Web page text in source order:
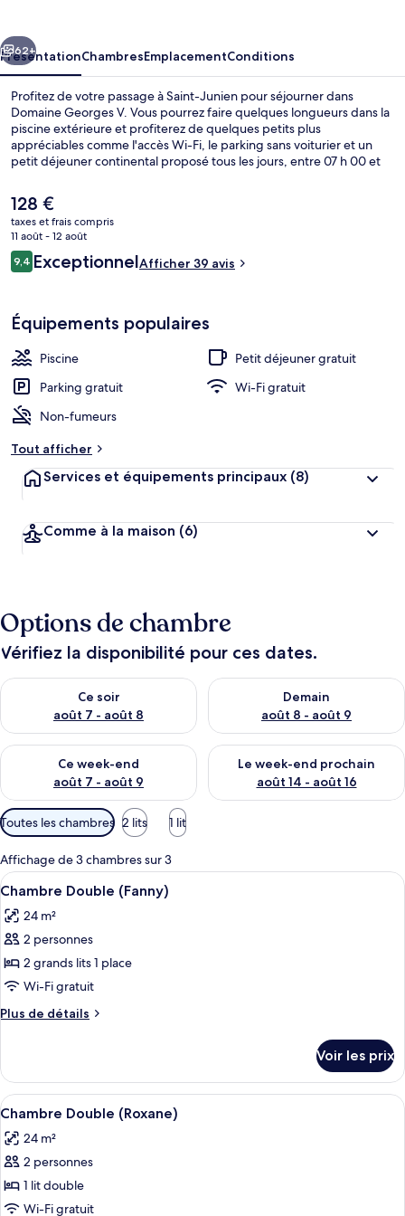
Suivant
62+
PrésentationChambresEmplacementConditions
Profitez de votre passage à Saint-Junien pour séjourner dans
Domaine Georges V. Vous pourrez faire quelques longueurs dans la
piscine extérieure et profiterez de quelques petits plus
appréciables comme l'accès Wi-Fi, le parking sans voiturier et un
petit déjeuner continental proposé tous les jours, entre 07 h 00 et
terrasse et un jardin. Sympa non ?
Le
prix
actuel
est
de
128 €
taxes et frais compris
11 août - 12 août
Avis
voyageurs
9,49,4 sur 10
ExceptionnelAfficher 39 avis
Équipements populaires
Piscine
Petit déjeuner gratuit
Parking gratuit
Wi-Fi gratuit
Non-fumeurs
Tout afficher
Services et équipements principaux (8)
Comme à la maison (6)
Options de chambre
Vérifiez la disponibilité pour ces dates.
Ce soir
août 7 - août 8
Vérifier la disponibilité pour ce soir août 7 - août 8
Demain
août 8 - août 9
Vérifier la disponibilité pour
Ce week-end
août 7 - août 9
Vérifier la disponibilité pour ce week-end août 7 - août 9
Le week-end prochain
août 14 - août 16
Vérifier la disponibilité pour
Filtres
disponibles
pour
les
chambres
Toutes les chambres 2 lits 1 lit
Affichage de 3 chambres sur 3
Afficher
toutes
les
photos
pour
ce
type
de
Chambre
Double
(Fanny)
Une chambre d’hôtel avec deux lits,
26
Chambre Double (Fanny)
24 m²
2 personnes
2 grands lits 1 place
Wi-Fi gratuit
Plus de détails
Plus
le
type
de
Chambre
Double
Voir les prix
Afficher
toutes
les
photos
pour
ce
Une chambre à coucher moderne
24
Chambre Double (Roxane)
24 m²
2 personnes
1 lit double
Wi-Fi gratuit